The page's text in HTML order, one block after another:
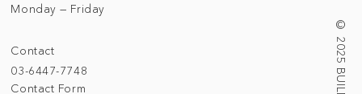
Contact
03-6447-7748
Contact Form
Monday — Friday